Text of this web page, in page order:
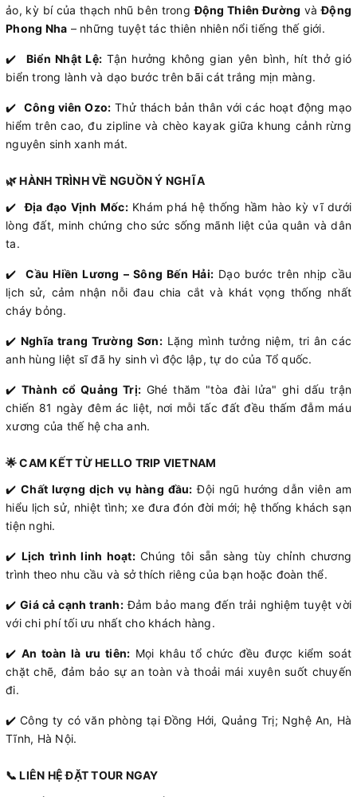
ảo, kỳ bí của thạch nhũ bên trongĐộng Thiên Đường vàĐộng
Phong Nha – những tuyệt tác thiên nhiên nổi tiếng thế giới.
✔️ Biển Nhật Lệ: Tận hưởng không gian yên bình, hít thở gió
biển trong lành và dạo bước trên bãi cát trắng mịn màng.
✔️ Công viên Ozo: Thử thách bản thân với các hoạt động mạo
hiểm trên cao, đu zipline và chèo kayak giữa khung cảnh rừng
nguyên sinh xanh mát.
🌿 HÀNH TRÌNH VỀ NGUỒN Ý NGHĨA
✔️Địa đạo Vịnh Mốc:Khám phá hệ thống hầm hào kỳ vĩ dưới
lòng đất, minh chứng cho sức sống mãnh liệt của quân và dân
ta.
✔️Cầu Hiền Lương – Sông Bến Hải: Dạo bước trên nhịp cầu
lịch sử, cảm nhận nỗi đau chia cắt và khát vọng thống nhất
cháy bỏng.
✔️ Nghĩa trang Trường Sơn:Lặng mình tưởng niệm, tri ân các
anh hùng liệt sĩ đã hy sinh vì độc lập, tự do của Tổ quốc.
✔️ Thành cổ Quảng Trị: Ghé thăm "tòa đài lửa" ghi dấu trận
chiến 81 ngày đêm ác liệt, nơi mỗi tấc đất đều thấm đẫm máu
xương của thế hệ cha anh.
🌟 CAM KẾT TỪ HELLO TRIP VIETNAM
✔️ Chất lượng dịch vụ hàng đầu: Đội ngũ hướng dẫn viên am
hiểu lịch sử, nhiệt tình; xe đưa đón đời mới; hệ thống khách sạn
tiện nghi.
✔️ Lịch trình linh hoạt:Chúng tôi sẵn sàng tùy chỉnh chương
trình theo nhu cầu và sở thích riêng của bạn hoặc đoàn thể.
✔️Giá cả cạnh tranh:Đảm bảo mang đến trải nghiệm tuyệt vời
với chi phí tối ưu nhất cho khách hàng.
✔️ An toàn là ưu tiên: Mọi khâu tổ chức đều được kiểm soát
chặt chẽ, đảm bảo sự an toàn và thoải mái xuyên suốt chuyến
đi.
✔️ Công ty có văn phòng tại Đồng Hới, Quảng Trị; Nghệ An, Hà
Tĩnh, Hà Nội.
📞 LIÊN HỆ ĐẶT TOUR NGAY